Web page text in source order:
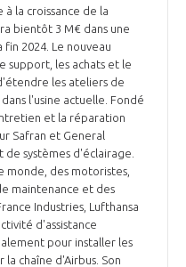
la croissance de la
bientôt 3 M€ dans une
2024. Le nouveau
support, les achats et le
les ateliers de
l'usine actuelle. Fondé
et la réparation
Safran et General
systèmes d'éclairage.
monde, des motoristes,
maintenance et des
Industries, Lufthansa
d'assistance
pour installer les
la chaîne d'Airbus. Son